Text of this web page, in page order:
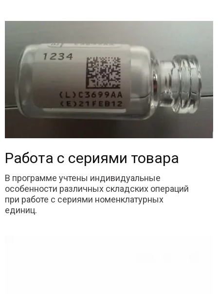
Работа с сериями товара
В программе учтены индивидуальные
особенности различных складских операций
при работе с сериями номенклатурных
единиц.